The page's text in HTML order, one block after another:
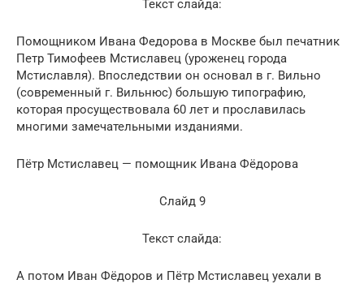
Текст слайда:
Помощником Ивана Федорова в Москве был печатник
Петр Тимофеев Мстиславец (уроженец города
Мстиславля). Впоследствии он основал в г. Вильно
(современный г. Вильнюс) большую типографию,
которая просуществовала 60 лет и прославилась
многими замечательными изданиями.
Пётр Мстиславец — помощник Ивана Фёдорова
Слайд 9
Текст слайда:
А потом Иван Фёдоров и Пётр Мстиславец уехали в